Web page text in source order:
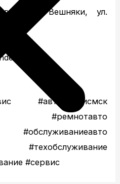
р-н Вешняки, ул.
18-84
#автосервисмск
#ремнотавто
#обслуживаниеавто
#сервис